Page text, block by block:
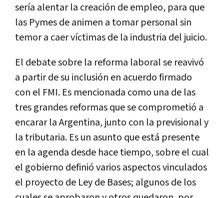
sería alentar la creación de empleo, para que
las Pymes de animen a tomar personal sin
temor a caer víctimas de la industria del juicio.
El debate sobre la reforma laboral se reavivó
a partir de su inclusión en acuerdo firmado
con el FMI. Es mencionada como una de las
tres grandes reformas que se comprometió a
encarar la Argentina, junto con la previsional y
la tributaria. Es un asunto que está presente
en la agenda desde hace tiempo, sobre el cual
el gobierno definió varios aspectos vinculados
el proyecto de Ley de Bases; algunos de los